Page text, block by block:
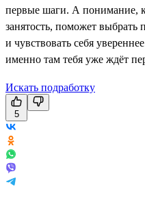
первые шаги. А понимание,
занятость, поможет выбрать
и чувствовать себя
именно там тебя уже ждёт
Искать подработку
5